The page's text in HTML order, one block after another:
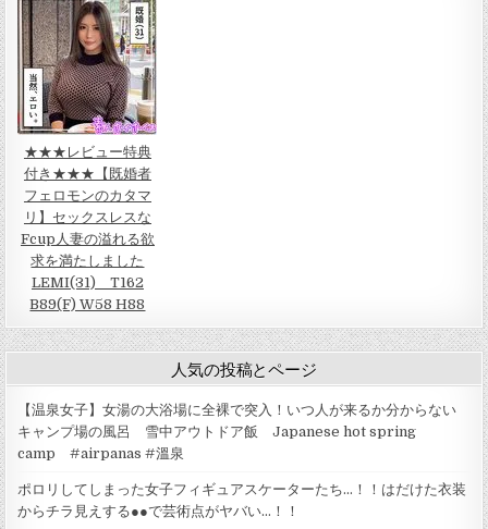
★★★レビュー特典
付き★★★【既婚者
フェロモンのカタマ
リ】セックスレスな
Fcup人妻の溢れる欲
求を満たしました
LEMI(31) T162
B89(F) W58 H88
人気の投稿とページ
【温泉女子】女湯の大浴場に全裸で突入！いつ人が来るか分からない
キャンプ場の風呂 雪中アウトドア飯 Japanese hot spring
camp #airpanas #溫泉
ポロリしてしまった女子フィギュアスケーターたち…！！はだけた衣装
からチラ見えする●●で芸術点がヤバい…！！